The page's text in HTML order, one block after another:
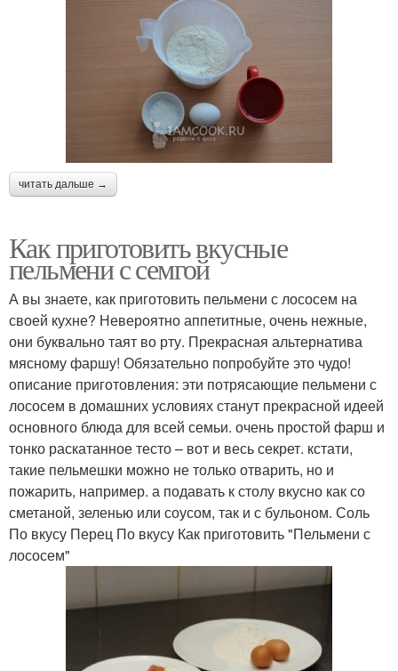
читать дальше →
Как приготовить вкусные
пельмени с семгой
А вы знаете, как приготовить пельмени с лососем на
своей кухне? Невероятно аппетитные, очень нежные,
они буквально таят во рту. Прекрасная альтернатива
мясному фаршу! Обязательно попробуйте это чудо!
описание приготовления: эти потрясающие пельмени с
лососем в домашних условиях станут прекрасной идеей
основного блюда для всей семьи. очень простой фарш и
тонко раскатанное тесто – вот и весь секрет. кстати,
такие пельмешки можно не только отварить, но и
пожарить, например. а подавать к столу вкусно как со
сметаной, зеленью или соусом, так и с бульоном. Соль
По вкусу Перец По вкусу Как приготовить "Пельмени с
лососем"